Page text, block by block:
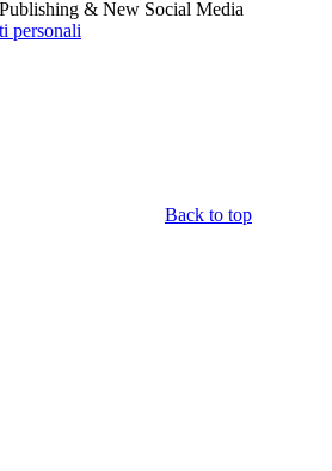
& New Social Media
personali
Back to top